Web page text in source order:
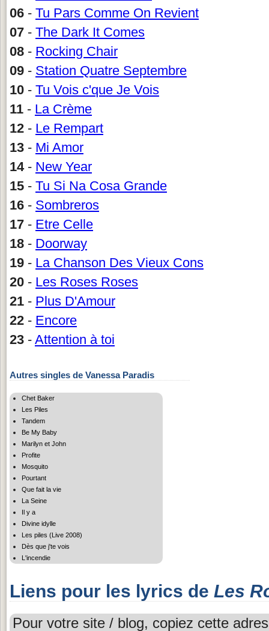
06 - Tu Pars Comme On Revient
07 - The Dark It Comes
08 - Rocking Chair
09 - Station Quatre Septembre
10 - Tu Vois c'que Je Vois
11 - La Crème
12 - Le Rempart
13 - Mi Amor
14- New Year
15 - Tu Si Na Cosa Grande
16 - Sombreros
17 - Etre Celle
18 - Doorway
19 - La Chanson Des Vieux Cons
20 - Les Roses Roses
21 - Plus D'Amour
22 - Encore
23 - Attention à toi
Autres singles de Vanessa Paradis
Chet Baker
Les Piles
Tandem
Be My Baby
Marilyn et John
Profite
Mosquito
Pourtant
Que fait la vie
La Seine
Il y a
Divine idylle
Les piles (Live 2008)
Dès que j'te vois
L'incendie
Liens pour les lyrics de Les
Pour votre site / blog, copiez cette